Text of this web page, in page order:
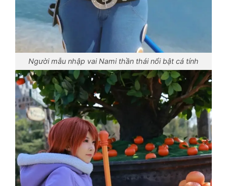
Người mẫu nhập vai Nami thần thái nổi bật cá tính